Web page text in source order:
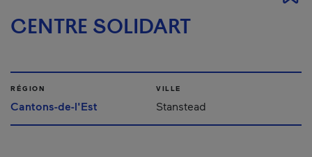
CENTRE SOLIDART
RÉGION
Cantons-de-l'Est
VILLE
Stanstead